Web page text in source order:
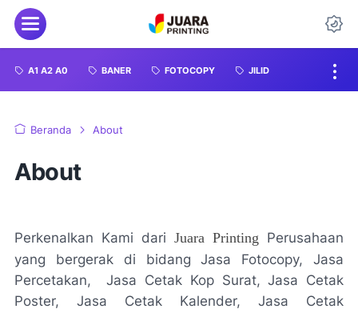
A1 A2 A0 BANER FOTOCOPY JILID
Beranda About
About
Perkenalkan Kami dari Juara Printing Perusahaan
yang bergerak di bidang Jasa Fotocopy, Jasa
Percetakan, Jasa Cetak Kop Surat, Jasa Cetak
Poster, Jasa Cetak Kalender, Jasa Cetak